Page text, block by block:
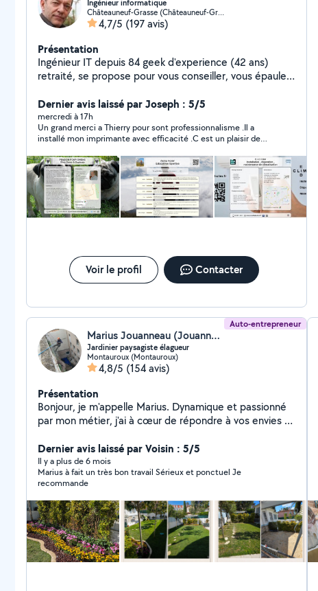
Ingénieur informatique
Châteauneuf-Grasse (Châteauneuf-Grasse)
4,7/5 (197 avis)
Présentation
Ingénieur IT depuis 84 geek d'experience (42 ans)
retraité, se propose pour vous conseiller, vous épauler ,
réseau domestique .Bref vous aider dans toutes les
matières technologiques : informatique , télé
connectée, wifi cpl réseau domestique imprimantes,
smartphone, sites web , fiche Google business (depuis
94 soit 32 ans), prodigue également un cours de
vulgarisation de l'informatique en 10h adaptable à tout
niveau
Dernier avis laissé par Joseph : 5/5
mercredi à 17h
Un grand merci a Thierry pour sont professionnalisme .Il a
installé mon imprimante avec efficacité .C est un plaisir de
le recommande sans hésitation
Voir le profil Contacter
Auto-entrepreneur
Marius Jouanneau (Jouanneau Marius)
Jardinier paysagiste élagueur
Montauroux (Montauroux)
4,8/5 (154 avis)
Présentation
Bonjour, je m'appelle Marius. Dynamique et passionné
par mon métier, j'ai à cœur de répondre à vos envies et
et de tout le matériel nécessaire pour réaliser vos
projets : travaux acrobatiques, entretien de jardins,
élagage, remise en état, création paysagère, soins des
végétaux, rognage de souches, installation d'arrosage
automatique, débroussaillage forestier, construction
de murs en pierre sèche, aménagements paysagers,
terrasses en bois, et bien plus encore. Secteur
d'intervention : Var & Alpes-Maritimes Déplacement et
devis gratuits Paiement en CESU accepté Si vous avez
Dernier avis laissé par Voisin : 5/5
Il y a plus de 6 mois
Marius à fait un très bon travail Sérieux et ponctuel Je
recommande